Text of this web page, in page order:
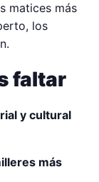
matices más
los
faltar
y cultural
más